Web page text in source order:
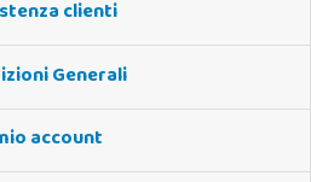
clienti
Generali
account